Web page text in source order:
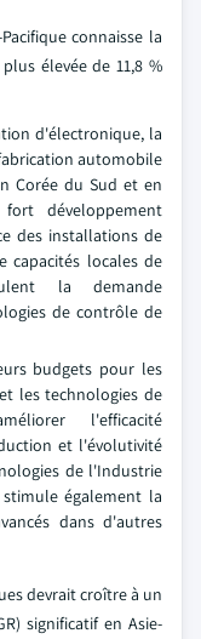
connaisse la
élevée de 11,8 %
d'électronique, la
automobile
Corée du Sud et en
développement
des installations de
capacités locales de
la demande
de contrôle de
budgets pour les
les technologies de
l'efficacité
et l'évolutivité
de l'Industrie
également la
dans d'autres
devrait croître à un
significatif en Asie-